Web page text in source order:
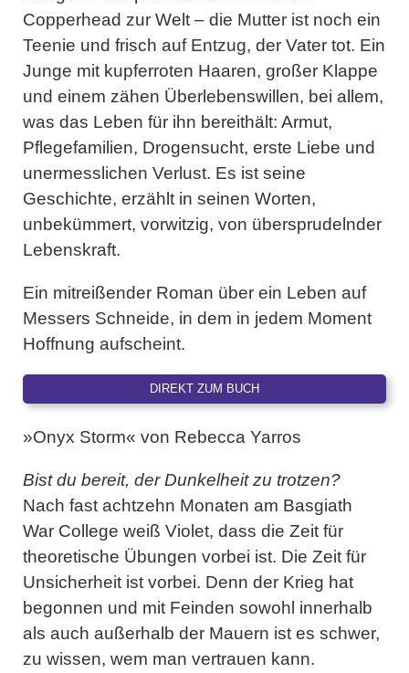
Copperhead zur Welt – die Mutter ist noch ein
Teenie und frisch auf Entzug, der Vater tot. Ein
Junge mit kupferroten Haaren, großer Klappe
und einem zähen Überlebenswillen, bei allem,
was das Leben für ihn bereithält: Armut,
Pflegefamilien, Drogensucht, erste Liebe und
unermesslichen Verlust. Es ist seine
Geschichte, erzählt in seinen Worten,
unbekümmert, vorwitzig, von übersprudelnder
Lebenskraft.
Ein mitreißender Roman über ein Leben auf
Messers Schneide, in dem in jedem Moment
Hoffnung aufscheint.
DIREKT ZUM BUCH
»Onyx Storm« von Rebecca Yarros
Bist du bereit, der Dunkelheit zu trotzen?
Nach fast achtzehn Monaten am Basgiath
War College weiß Violet, dass die Zeit für
theoretische Übungen vorbei ist. Die Zeit für
Unsicherheit ist vorbei. Denn der Krieg hat
begonnen und mit Feinden sowohl innerhalb
als auch außerhalb der Mauern ist es schwer,
zu wissen, wem man vertrauen kann.